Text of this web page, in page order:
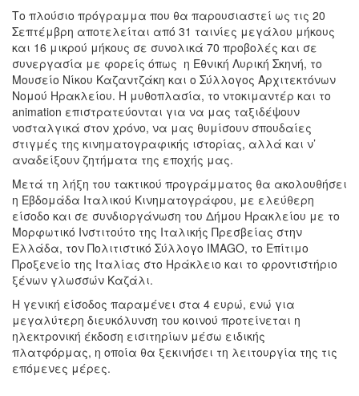
ΑΝΘΕΚΤΙΚΗ
ΠΟΛΗ
Το πλούσιο πρόγραμμα που θα παρουσιαστεί ως τις 20
Σεπτέμβρη αποτελείται από 31 ταινίες μεγάλου μήκους
και 16 μικρού μήκους σε συνολικά 70 προβολές και σε
συνεργασία με φορείς όπως η Εθνική Λυρική Σκηνή, το
Μουσείο Νίκου Καζαντζάκη και ο Σύλλογος Αρχιτεκτόνων
Νομού Ηρακλείου. Η μυθοπλασία, το ντοκιμαντέρ και το
animation επιστρατεύονται για να μας ταξιδέψουν
νοσταλγικά στον χρόνο, να μας θυμίσουν σπουδαίες
στιγμές της κινηματογραφικής ιστορίας, αλλά και ν’
αναδείξουν ζητήματα της εποχής μας.
Μετά τη λήξη του τακτικού προγράμματος θα ακολουθήσει
η Εβδομάδα Ιταλικού Κινηματογράφου, με ελεύθερη
είσοδο και σε συνδιοργάνωση του Δήμου Ηρακλείου με το
Μορφωτικό Ινστιτούτο της Ιταλικής Πρεσβείας στην
Ελλάδα, τον Πολιτιστικό Σύλλογο IMAGO, το Επίτιμο
Προξενείο της Ιταλίας στο Ηράκλειο και το φροντιστήριο
ξένων γλωσσών Καζάλι.
Η γενική είσοδος παραμένει στα 4 ευρώ, ενώ για
μεγαλύτερη διευκόλυνση του κοινού προτείνεται η
ηλεκτρονική έκδοση εισιτηρίων μέσω ειδικής
πλατφόρμας, η οποία θα ξεκινήσει τη λειτουργία της τις
επόμενες μέρες.